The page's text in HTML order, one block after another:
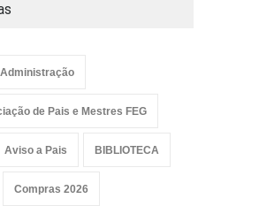
Administração
de Pais e Mestres FEG
Aviso a Pais BIBLIOTECA
Compras 2026